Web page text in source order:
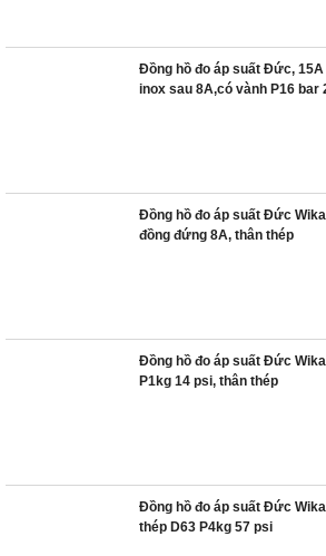
Đồng hồ đo áp suất Đức,
inox sau 8A,có vành P16 bar
Đồng hồ đo áp suất Đức
đồng đứng 8A, thân thép
Đồng hồ đo áp suất Đức
P1kg 14 psi, thân thép
Đồng hồ đo áp suất Đức
thép D63 P4kg 57 psi